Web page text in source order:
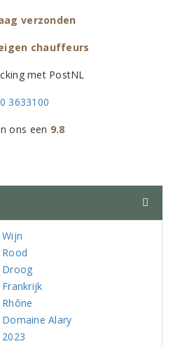
verzonden
chauffeurs
met PostNL
3633100
ons een 9.8
Wijn
Rood
Droog
Frankrijk
Rhône
Domaine Alary
2023